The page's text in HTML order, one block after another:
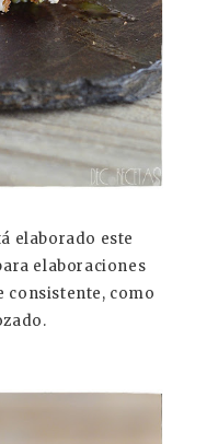
elaborado este
elaboraciones
consistente, como